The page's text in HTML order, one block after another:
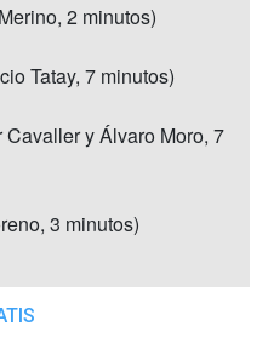
2 minutos)
Tatay, 7 minutos)
Cavaller y Álvaro Moro, 7
3 minutos)